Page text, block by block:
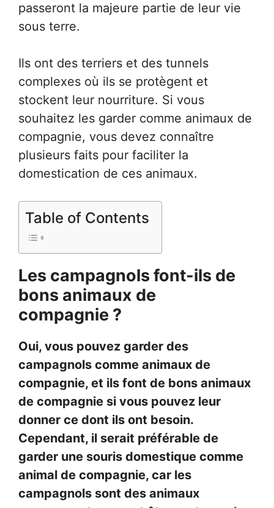
passeront la majeure partie de leur vie
sous terre.
Ils ont des terriers et des tunnels
complexes où ils se protègent et
stockent leur nourriture. Si vous
souhaitez les garder comme animaux de
compagnie, vous devez connaître
plusieurs faits pour faciliter la
domestication de ces animaux.
Table of Contents
Les campagnols font-ils de
bons animaux de
compagnie ?
Oui, vous pouvez garder des
campagnols comme animaux de
compagnie, et ils font de bons animaux
de compagnie si vous pouvez leur
donner ce dont ils ont besoin.
Cependant, il serait préférable de
garder une souris domestique comme
animal de compagnie, car les
campagnols sont des animaux